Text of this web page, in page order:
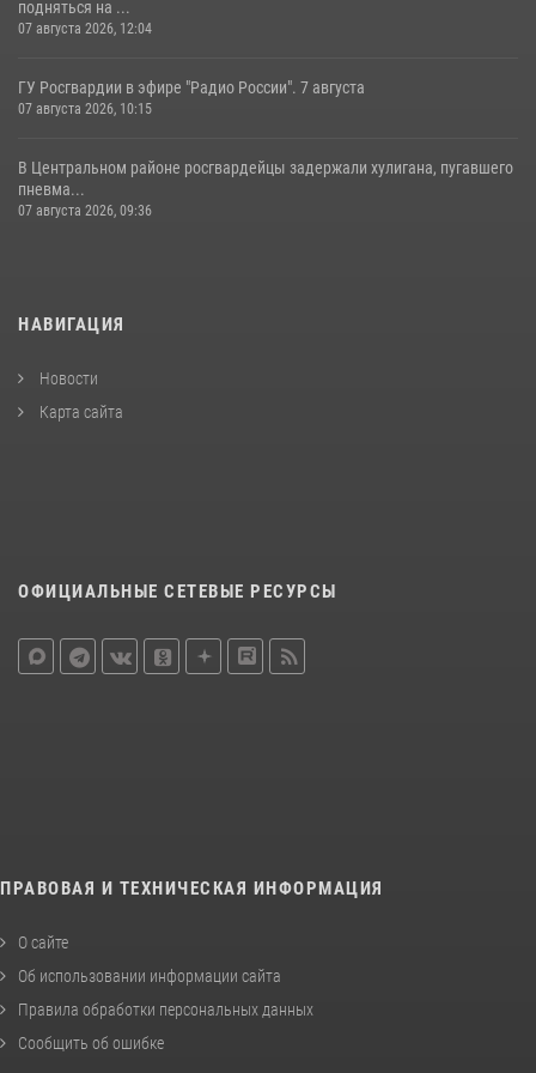
подняться на ...
07 августа 2026, 12:04
ГУ Росгвардии в эфире "Радио России". 7 августа
07 августа 2026, 10:15
В Центральном районе росгвардейцы задержали хулигана, пугавшего
пневма...
07 августа 2026, 09:36
НАВИГАЦИЯ
Новости
Карта сайта
ОФИЦИАЛЬНЫЕ СЕТЕВЫЕ РЕСУРСЫ
ПРАВОВАЯ И ТЕХНИЧЕСКАЯ ИНФОРМАЦИЯ
О сайте
Об использовании информации сайта
Правила обработки персональных данных
Сообщить об ошибке